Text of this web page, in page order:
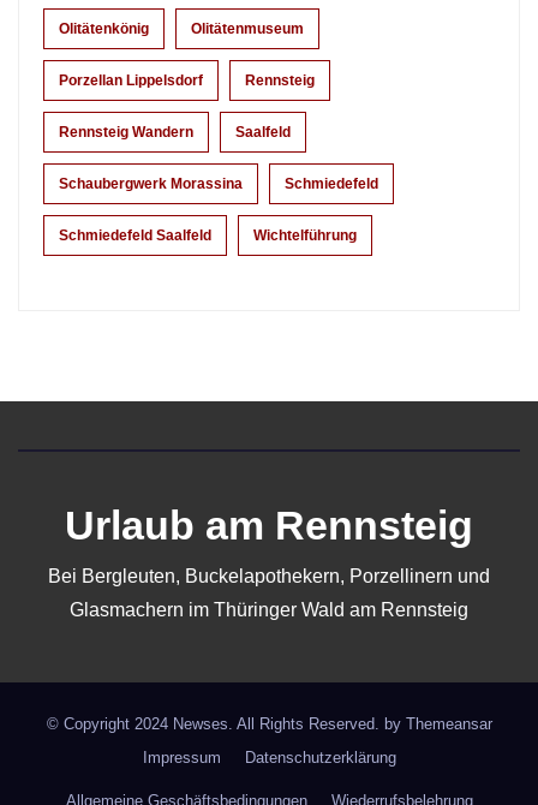
Olitätenkönig Olitätenmuseum
Porzellan Lippelsdorf Rennsteig
Rennsteig Wandern Saalfeld
Schaubergwerk Morassina Schmiedefeld
Schmiedefeld Saalfeld Wichtelführung
Urlaub am Rennsteig
Bei Bergleuten, Buckelapothekern, Porzellinern und
Glasmachern im Thüringer Wald am Rennsteig
© Copyright 2024 Newses. All Rights Reserved. by Themeansar
Impressum
Datenschutzerklärung
Allgemeine Geschäftsbedingungen Wiederrufsbelehrung